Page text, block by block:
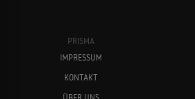
PRISMA
IMPRESSUM
KONTAKT